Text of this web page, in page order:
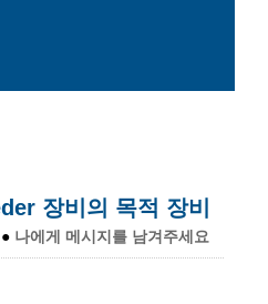
장비의 목적 장비
● 나에게 메시지를 남겨주세요